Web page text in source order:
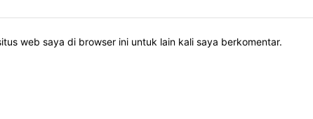
web saya di browser ini untuk lain kali saya berkomentar.